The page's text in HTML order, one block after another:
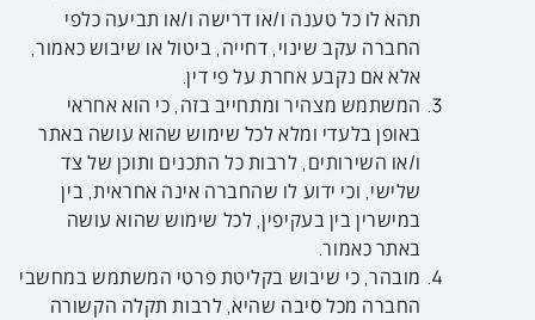
תהא לו כל טענה ו/או דרישה ו/או תביעה כלפי
החברה עקב שינוי, דחייה, ביטול או שיבוש כאמור,
אלא אם נקבע אחרת על פי דין.
המשתמש מצהיר ומתחייב בזה, כי הוא אחראי
באופן בלעדי ומלא לכל שימוש שהוא עושה באתר
ו/או השירותים, לרבות כל התכנים ותוכן של צד
שלישי, וכי ידוע לו שהחברה אינה אחראית, בין
במישרין בין בעקיפין, לכל שימוש שהוא עושה
באתר כאמור.
מובהר, כי שיבוש בקליטת פרטי המשתמש במחשבי
החברה מכל סיבה שהיא, לרבות תקלה הקשורה